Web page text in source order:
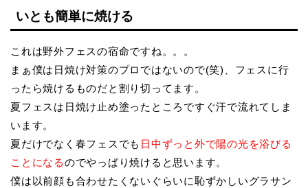
いとも簡単に焼ける
これは野外フェスの宿命ですね。。。
まぁ僕は日焼け対策のプロではないので(笑)、フェスに行
ったら焼けるものだと割り切ってます。
夏フェスは日焼け止め塗ったところですぐ汗で流れてしま
います。
夏だけでなく春フェスでも 日中ずっと外で陽の光を浴びる
ことになるのでやっぱり焼けると思います。
僕は以前顔も合わせたくないぐらいに恥ずかしいグラサン